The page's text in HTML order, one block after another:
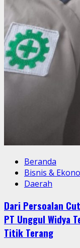
Beranda
Bisnis &
Daerah
Dari Persoalan
PT Unggul Widya
Titik Terang